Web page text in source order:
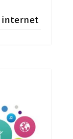
internet